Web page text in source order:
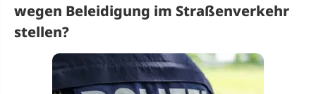
wegen Beleidigung im Straßenverkehr
stellen?